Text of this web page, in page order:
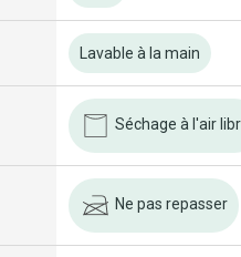
Lavable à la main
Séchage à l'air
Ne pas repasser